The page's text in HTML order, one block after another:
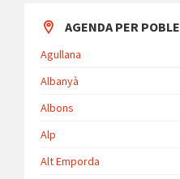
AGENDA PER POBLE
Agullana
Albanyà
Albons
Alp
Alt Emporda